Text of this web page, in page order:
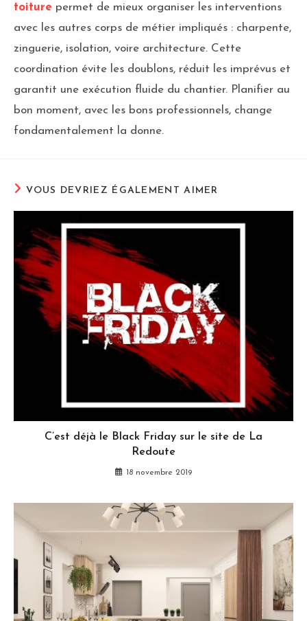
toiture permet de mieux organiser les interventions
avec les autres corps de métier impliqués : charpente,
zinguerie, isolation, voire architecture. Cette
coordination évite les doublons, réduit les imprévus et
garantit une exécution fluide du chantier. Planifier au
bon moment, avec les bons professionnels, change
fondamentalement la donne.
VOUS DEVRIEZ ÉGALEMENT AIMER
C’est déjà le Black Friday sur le site de La
Redoute
18 novembre 2019